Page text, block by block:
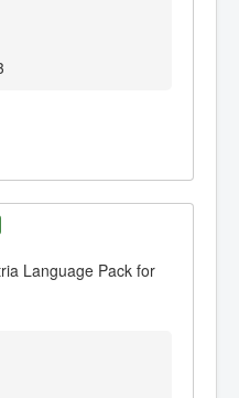
Language Pack for